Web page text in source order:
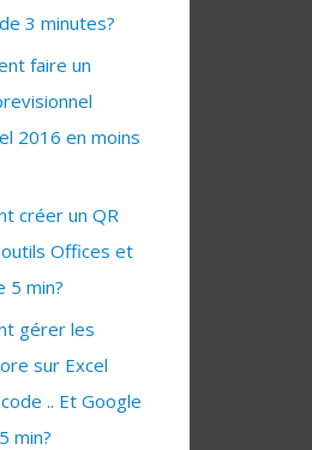
3 minutes?
faire un
2016 en moins
créer un QR
Offices et
5 min?
gérer les
sur Excel
.. Et Google
min?